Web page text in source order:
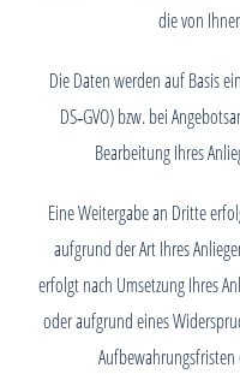
die von
Die Daten werden auf Basis
DS‑GVO) bzw. bei
Bearbeitung Ihres
Eine Weitergabe an Dritte
aufgrund der Art Ihres
erfolgt nach Umsetzung Ihres
oder aufgrund eines